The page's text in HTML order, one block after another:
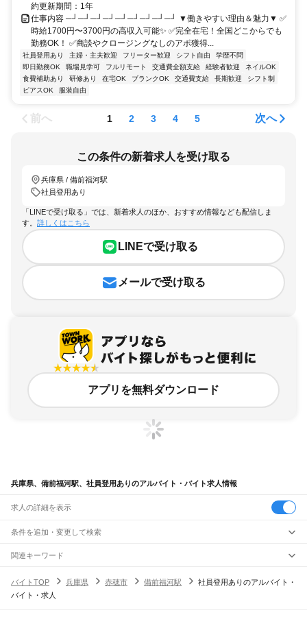
約更新期間：1年
仕事内容 ─┘─┘─┘─┘─┘─┘─┘─┘─┘ ▼働きやすい理由＆魅力▼ ✅
時給1700円〜3700円の高収入可能✨ ✅完全在宅！全国どこからでも
勤務OK！ ✅商談やクロージングなしのアポ獲得...
社員登用あり 主婦・主夫歓迎 フリーター歓迎 シフト自由
学歴不問
即日勤務OK
職場見学可 フルリモート 交通費全額支給 経験者歓迎
ネイルOK
食費補助あり
研修あり 在宅OK ブランクOK 交通費支給 長期歓迎
シフト制
ピアスOK
服装自由
前へ 1 2 3 4 5 次へ
この条件の新着求人を受け取る
兵庫県 / 備前福河駅
社員登用あり
「LINEで受け取る」では、新着求人のほか、おすすめ情報なども配信しま
す。 詳しくはこちら
LINEで受け取る
メールで受け取る
アプリを無料ダウンロード
兵庫県、備前福河駅、社員登用ありのアルバイト・バイト求人情報
求人の詳細を表示
条件を追加・変更して検索
市区町村を追加・変更
兵庫県すべて
神戸市
駅を追加・変更
職種を追加・変更
関連キーワード
バイトTOP
兵庫県 赤穂市 備前福河駅
社員登用ありのアルバイト・
バイト・求人